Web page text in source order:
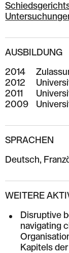
AUSBILDUNG
2014
2012
2011
2009
SPRACHEN
Deutsch,
WEITERE
Disruptive
navigating
Kapitels